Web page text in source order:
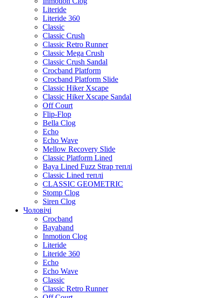
Literide
Literide 360
Classic
Classic Crush
Classic Retro Runner
Classic Mega Crush
Classic Crush Sandal
Crocband Platform
Crocband Platform Slide
Classic Hiker Xscape
Classic Hiker Xscape Sandal
Off Court
Flip-Flop
Bella Clog
Echo
Echo Wave
Mellow Recovery Slide
Classic Platform Lined
Baya Lined Fuzz Strap теплі
Classic Lined теплі
CLASSIC GEOMETRIC
Stomp Clog
Siren Clog
Чоловічі
Crocband
Bayaband
Inmotion Clog
Literide
Literide 360
Echo
Echo Wave
Classic
Classic Retro Runner